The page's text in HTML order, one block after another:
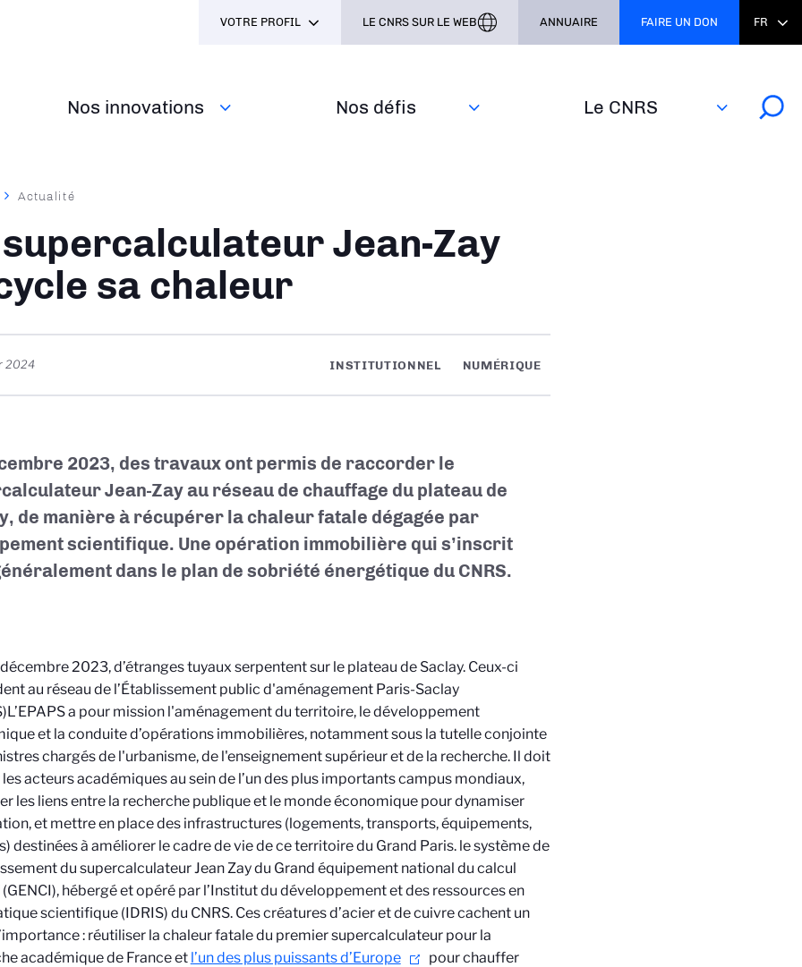
Nos innovations Nos défis‎ Le CNRS
VOTRE PROFIL LE CNRS SUR LE WEB ANNUAIRE FAIRE UN DON FR
Actualité
supercalculateur Jean-Zay
sa chaleur
2024 INSTITUTIONNEL NUMÉRIQUE
2023, des travaux ont permis de raccorder le
Jean-Zay au réseau de chauffage du plateau de
de manière à récupérer la chaleur fatale dégagée par
scientifique. Une opération immobilière qui s’inscrit
dans le plan de sobriété énergétique du CNRS.
2023, d’étranges tuyaux serpentent sur le plateau de Saclay. Ceux-ci
au réseau de l’Établissement public d'aménagement Paris-Saclay
L’EPAPS a pour mission l'aménagement du territoire, le développement
et la conduite d’opérations immobilières, notamment sous la tutelle conjointe
chargés de l'urbanisme, de l'enseignement supérieur et de la recherche. Il doit
acteurs académiques au sein de l’un des plus importants campus mondiaux,
les liens entre la recherche publique et le monde économique pour dynamiser
et mettre en place des infrastructures (logements, transports, équipements,
destinées à améliorer le cadre de vie de ce territoire du Grand Paris.le système de
du supercalculateur Jean Zay du Grand équipement national du calcul
hébergé et opéré par l’Institut du développement et des ressources en
scientifique (IDRIS) du CNRS. Ces créatures d’acier et de cuivre cachent un
: réutiliser la chaleur fatale du premier supercalculateur pour la
académique de France et l’un des plus puissants d’Europe
pour chauffer